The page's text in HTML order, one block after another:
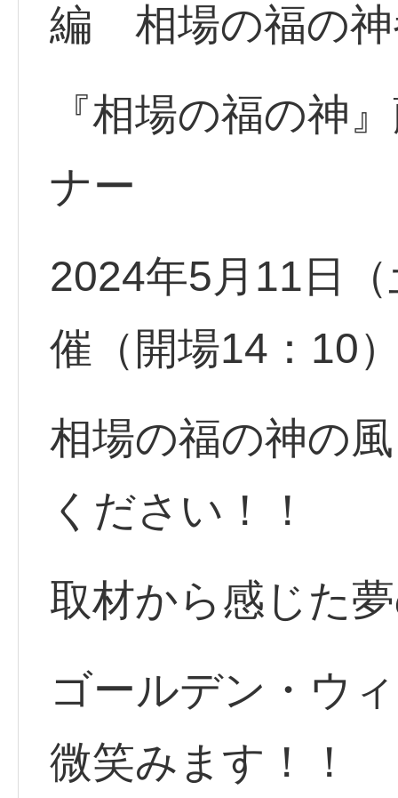
編 相場の福の神
『相場の福の神
ナー
2024年5月11日
催（開場14：10
相場の福の神の
ください！！
取材から感じた
ゴールデン・ウ
微笑みます！！